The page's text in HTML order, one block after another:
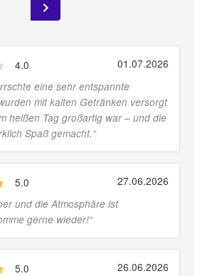
4.0 01.07.2026
eine sehr entspannte
mit kalten Getränken versorgt
heißen Tag großartig war – und die
Spaß gemacht.“
5.0 27.06.2026
und die Atmosphäre ist
gerne wieder!“
5.0 26.06.2026